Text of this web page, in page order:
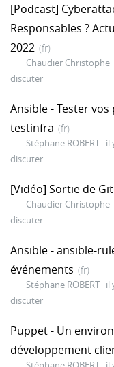
[Podcast]
Responsables ?
2022 (fr)
Chaudier Christophe
discuter
Ansible - Tester vos
testinfra (fr)
Stéphane ROBERT il
discuter
[Vidéo] Sortie de
Chaudier Christophe
discuter
Ansible - ansible-
événements (fr)
Stéphane ROBERT il
discuter
Puppet - Un
développement